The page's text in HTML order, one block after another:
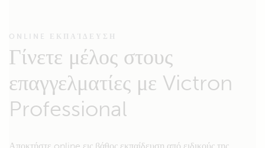
ONLINE ΕΚΠΑΊΔΕΥΣΗ
Γίνετε μέλος στους
επαγγελματίες με Victron
Professional